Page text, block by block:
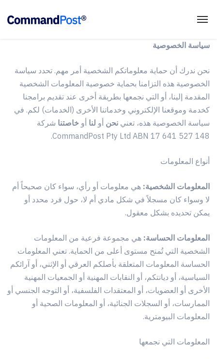
سياسة الخصوصية
نحن ندرك أن حماية معلوماتكم الشخصية أمر مهم. تحدد سياسة
الخصوصية هذه التزامنا بحماية خصوصية المعلومات الشخصية
المقدمة إلينا، أو التي نجمعها بطريقة أخرى عند تقديم برامجنا
كخدمة وموقعنا الإلكتروني وخدماتنا الأخرى (الخدمات) لكم. في
سياسة الخصوصية هذه، تعني نحن أو لنا أو خاصتنا شركة
CommandPost Pty Ltd ABN 17 641 527 148.
أنواع المعلومات
المعلومات الشخصية: هي معلومات أو رأي، سواء كان صحيحاً أم
لا وسواء كان مسجلاً في شكل مادي أم لا، حول فرد محدد أو
يمكن تحديده بشكل معقول.
المعلومات الحساسة: هي مجموعة فرعية من المعلومات
الشخصية التي تُمنح مستوى أعلى من الحماية. تعني المعلومات
الحساسة المعلومات المتعلقة بأصلكم العرقي أو الإثني، أو آرائكم
السياسية، أو ديانتكم، أو النقابات المهنية أو الجمعيات المهنية
الأخرى أو العضويات، أو المعتقدات الفلسفية، أو التوجه الجنسي أو
الممارسات، أو السجلات الجنائية، أو المعلومات الصحية أو
المعلومات البيومترية.
المعلومات التي نجمعها